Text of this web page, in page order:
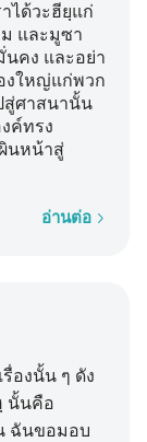
ได้วะฮียฺแก่
ม และมูซา
นคง และอย่า
งใหญ่แก่พวก
สู่ศาสนานั้น
ค์ทรง
นหน้าสู่
อ่านต่อ
องนั้น ๆ ดัง
นั้นคือ
ฉันขอมอบ